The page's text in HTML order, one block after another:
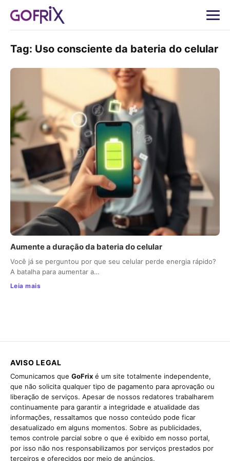
Tag: Uso consciente da bateria do celular
Aumente a duração da bateria do celular
Você já se perguntou por que seu celular perde energia rápido?
A batalha para aumentar a…
Leia mais
AVISO LEGAL
Comunicamos que GoFrix é um site totalmente independente,
que não solicita qualquer tipo de pagamento para aprovação ou
liberação de serviços. Apesar de nossos redatores trabalharem
continuamente para garantir a integridade e atualidade das
informações, ressaltamos que nosso conteúdo pode ficar
desatualizado em alguns momentos. Sobre as publicidades,
temos controle parcial sobre o que é exibido em nosso portal,
por isso não nos responsabilizamos por serviços prestados por
terceiros e oferecidos por meio de anúncios.